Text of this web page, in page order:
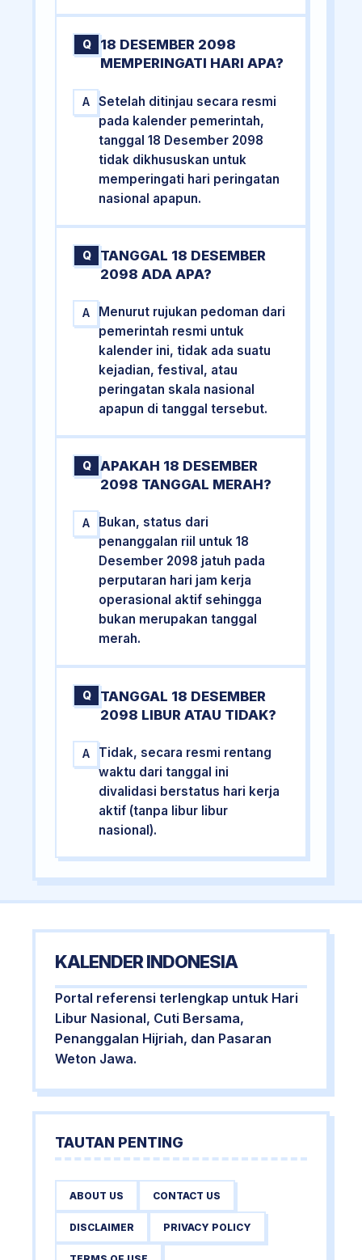
Q
18 DESEMBER 2098
MEMPERINGATI HARI APA?
A
Setelah ditinjau secara resmi
pada kalender pemerintah,
tanggal 18 Desember 2098
tidak dikhususkan untuk
memperingati hari peringatan
nasional apapun.
Q
TANGGAL 18 DESEMBER
2098 ADA APA?
A
Menurut rujukan pedoman dari
pemerintah resmi untuk
kalender ini, tidak ada suatu
kejadian, festival, atau
peringatan skala nasional
apapun di tanggal tersebut.
Q
APAKAH 18 DESEMBER
2098 TANGGAL MERAH?
A
Bukan, status dari
penanggalan riil untuk 18
Desember 2098 jatuh pada
perputaran hari jam kerja
operasional aktif sehingga
bukan merupakan tanggal
merah.
Q
TANGGAL 18 DESEMBER
2098 LIBUR ATAU TIDAK?
A
Tidak, secara resmi rentang
waktu dari tanggal ini
divalidasi berstatus hari kerja
aktif (tanpa libur libur
nasional).
KALENDER INDONESIA
Portal referensi terlengkap untuk Hari
Libur Nasional, Cuti Bersama,
Penanggalan Hijriah, dan Pasaran
Weton Jawa.
TAUTAN PENTING
ABOUT US CONTACT US
DISCLAIMER PRIVACY POLICY